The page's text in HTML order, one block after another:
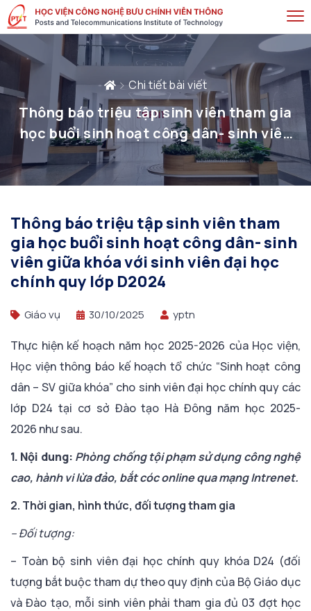
Chi tiết bài viết
Thông báo triệu tập sinh viên tham gia
học buổi sinh hoạt công dân- sinh viên
giữa khóa với sinh viên đại học chính quy
lớp D2024
Thông báo triệu tập sinh viên tham
gia học buổi sinh hoạt công dân- sinh
viên giữa khóa với sinh viên đại học
chính quy lớp D2024
Giáo vụ 30/10/2025 yptn
Thực hiện kế hoạch năm học 2025-2026 của Học viện,
Học viện thông báo kế hoạch tổ chức “Sinh hoạt công
dân – SV giữa khóa” cho sinh viên đại học chính quy các
lớp D24 tại cơ sở Đào tạo Hà Đông năm học 2025-
2026 như sau.
1. Nội dung: Phòng chống tội phạm sử dụng công nghệ
cao, hành vi lừa đảo, bắt cóc online qua mạng Intrenet.
2. Thời gian, hình thức, đối tượng tham gia
– Đối tượng:
– Toàn bộ sinh viên đại học chính quy khóa D24 (đối
tượng bắt buộc tham dự theo quy định của Bộ Giáo dục
và Đào tạo, mỗi sinh viên phải tham gia đủ 03 đợt học